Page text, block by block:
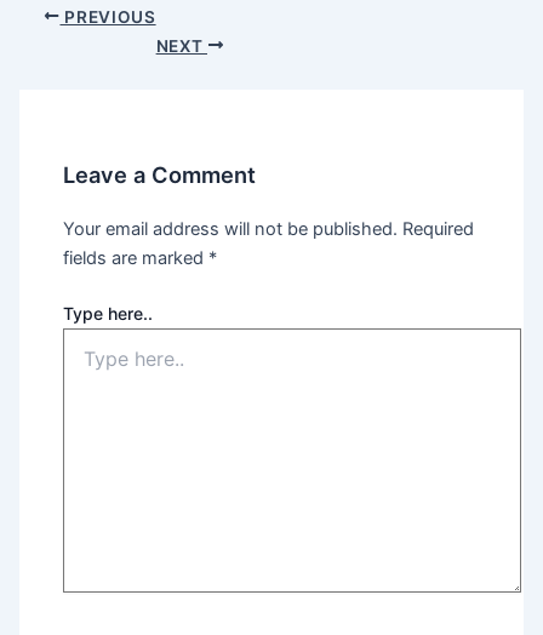
PREVIOUS
NEXT
Leave a Comment
Your email address will not be published. Required
fields are marked *
Type here..